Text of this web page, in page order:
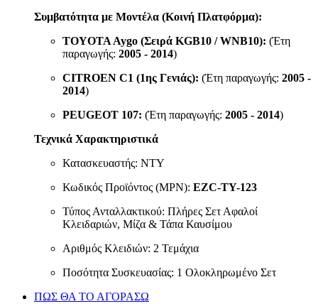
Συμβατότητα με Μοντέλα (Κοινή Πλατφόρμα):
TOYOTA Aygo (Σειρά KGB10 / WNB10): (Έτη
παραγωγής: 2005 - 2014)
CITROEN C1 (1ης Γενιάς): (Έτη παραγωγής: 2005 -
2014)
PEUGEOT 107: (Έτη παραγωγής: 2005 - 2014)
Τεχνικά Χαρακτηριστικά
Κατασκευαστής: NTY
Κωδικός Προϊόντος (MPN): EZC-TY-123
Τύπος Ανταλλακτικού: Πλήρες Σετ Αφαλοί
Κλειδαριών, Μίζα & Τάπα Καυσίμου
Αριθμός Κλειδιών: 2 Τεμάχια
Ποσότητα Συσκευασίας: 1 Ολοκληρωμένο Σετ
ΠΩΣ ΘΑ ΤΟ ΑΓΟΡΑΣΩ